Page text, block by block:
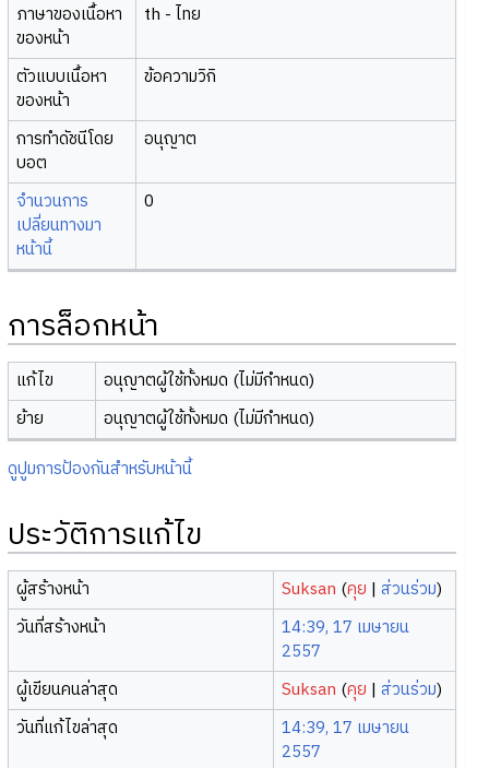
ภาษาของเนื้อหา
ของหน้า
th - ไทย
ตัวแบบเนื้อหา
ของหน้า
ข้อความวิกิ
การทำดัชนีโดย
บอต
อนุญาต
จำนวนการ
เปลี่ยนทางมา
หน้านี้
0
การล็อกหน้า
แก้ไข
อนุญาตผู้ใช้ทั้งหมด (ไม่มีกำหนด)
ย้าย
อนุญาตผู้ใช้ทั้งหมด (ไม่มีกำหนด)
ดูปูมการป้องกันสำหรับหน้านี้
ประวัติการแก้ไข
ผู้สร้างหน้า Suksan (คุย |ส่วนร่วม)
วันที่สร้างหน้า
14:39, 17 เมษายน
2557
ผู้เขียนคนล่าสุด
Suksan (คุย |ส่วนร่วม)
วันที่แก้ไขล่าสุด
14:39, 17 เมษายน
2557